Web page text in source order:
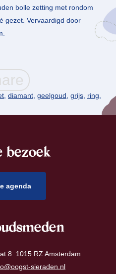
bolle zetting met rondom
gezet. Vervaardigd door
diamant geelgoud grijs ring
bezoek
agenda
8 1015 RZ Amsterdam
sieraden.nl